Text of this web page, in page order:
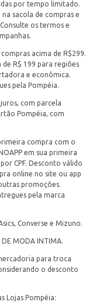
por tempo limitado.
sacola de compras e
os termos e
acima de R$299.
R$ 199 para regiões
e econômica.
pela Pompéia.
juros, com parcela
Pompéia, com
compra com o
em sua primeira
CPF. Desconto válido
online no site ou app
promoções.
pela marca
Converse e Mizuno.
DE MODA INTIMA.
para troca
o desconto
Lojas Pompéia: